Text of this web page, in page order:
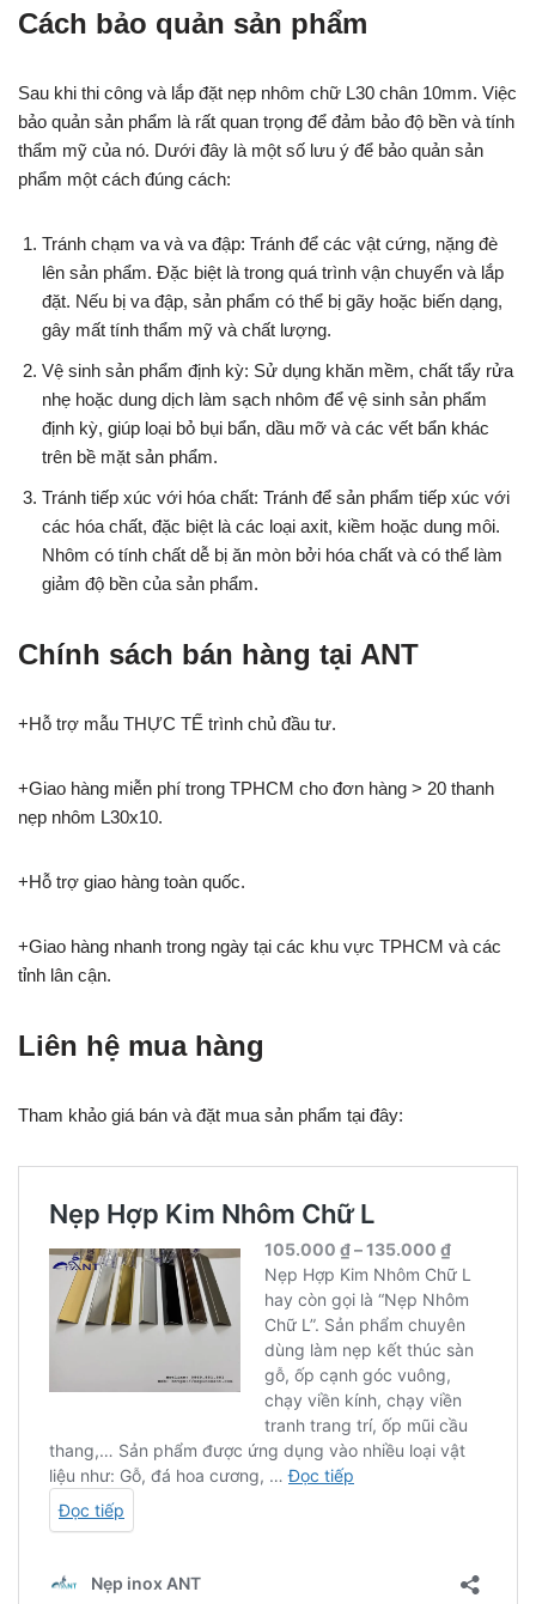
Cách bảo quản sản phẩm
Sau khi thi công và lắp đặt nẹp nhôm chữ L30 chân 10mm. Việc
bảo quản sản phẩm là rất quan trọng để đảm bảo độ bền và tính
thẩm mỹ của nó. Dưới đây là một số lưu ý để bảo quản sản
phẩm một cách đúng cách:
Tránh chạm va và va đập: Tránh để các vật cứng, nặng đè
lên sản phẩm. Đặc biệt là trong quá trình vận chuyển và lắp
đặt. Nếu bị va đập, sản phẩm có thể bị gãy hoặc biến dạng,
gây mất tính thẩm mỹ và chất lượng.
Vệ sinh sản phẩm định kỳ: Sử dụng khăn mềm, chất tẩy rửa
nhẹ hoặc dung dịch làm sạch nhôm để vệ sinh sản phẩm
định kỳ, giúp loại bỏ bụi bẩn, dầu mỡ và các vết bẩn khác
trên bề mặt sản phẩm.
Tránh tiếp xúc với hóa chất: Tránh để sản phẩm tiếp xúc với
các hóa chất, đặc biệt là các loại axit, kiềm hoặc dung môi.
Nhôm có tính chất dễ bị ăn mòn bởi hóa chất và có thể làm
giảm độ bền của sản phẩm.
Chính sách bán hàng tại ANT
+Hỗ trợ mẫu THỰC TẾ trình chủ đầu tư.
+Giao hàng miễn phí trong TPHCM cho đơn hàng > 20 thanh
nẹp nhôm L30x10.
+Hỗ trợ giao hàng toàn quốc.
+Giao hàng nhanh trong ngày tại các khu vực TPHCM và các
tỉnh lân cận.
Liên hệ mua hàng
Tham khảo giá bán và đặt mua sản phẩm tại đây: